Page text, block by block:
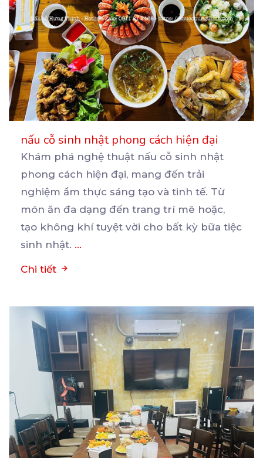
nấu cỗ sinh nhật phong cách hiện đại
Khám phá nghệ thuật nấu cỗ sinh nhật
phong cách hiện đại, mang đến trải
nghiệm ẩm thực sáng tạo và tinh tế. Từ
món ăn đa dạng đến trang trí mê hoặc,
tạo không khí tuyệt vời cho bất kỳ bữa tiệc
sinh nhật. ...
Chi tiết